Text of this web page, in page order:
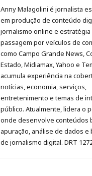
Malagolini
no
Pinterest
Malagolini
no
LinkedIn
Malagolini
no
Instagram
no
Facebook
de
Anny
Anny Malagolini é jornalista
em produção de conteúdo
jornalismo online e estratégia
passagem por veículos de
como Campo Grande News,
Estado, Midiamax, Yahoo e
acumula experiência na
notícias, economia, serviços,
entretenimento e temas de
público. Atualmente, lidera o
onde desenvolve conteúdos
apuração, análise de dados e
de jornalismo digital. DRT